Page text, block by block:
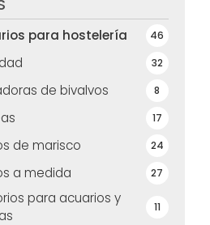
para hostelería 46
32
de bivalvos 8
17
de marisco 24
a medida 27
para acuarios y
11